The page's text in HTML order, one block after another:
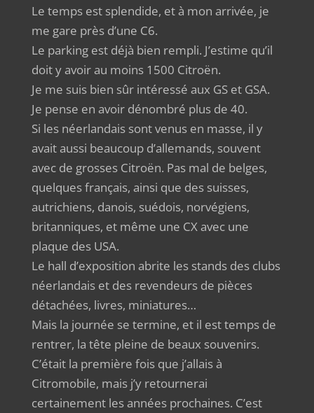
Le temps est splendide, et à mon arrivée, je
me gare près d’une C6.
Le parking est déjà bien rempli. J’estime qu’il
doit y avoir au moins 1500 Citroën.
Je me suis bien sûr intéressé aux GS et GSA.
Je pense en avoir dénombré plus de 40.
Si les néerlandais sont venus en masse, il y
avait aussi beaucoup d’allemands, souvent
avec de grosses Citroën. Pas mal de belges,
quelques français, ainsi que des suisses,
autrichiens, danois, suédois, norvégiens,
britanniques, et même une CX avec une
plaque des USA.
Le hall d’exposition abrite les stands des clubs
néerlandais et des revendeurs de pièces
détachées, livres, miniatures…
Mais la journée se termine, et il est temps de
rentrer, la tête pleine de beaux souvenirs.
C’était la première fois que j’allais à
Citromobile, mais j’y retournerai
certainement les années prochaines. C’est